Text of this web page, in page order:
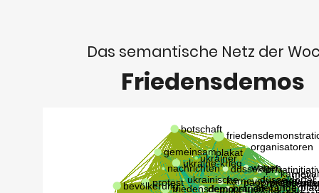
Das semantische Netz der
Friedensdemos